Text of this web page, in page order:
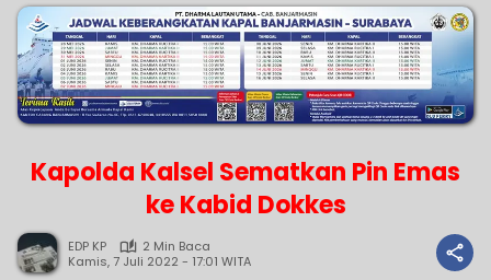
Kapolda Kalsel Sematkan Pin Emas
ke Kabid Dokkes
EDP KP
2 Min Baca
Kamis, 7 Juli 2022 - 17:01 WITA